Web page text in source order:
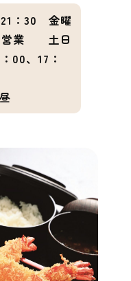
21：30 金曜
営業 土日
00、17：